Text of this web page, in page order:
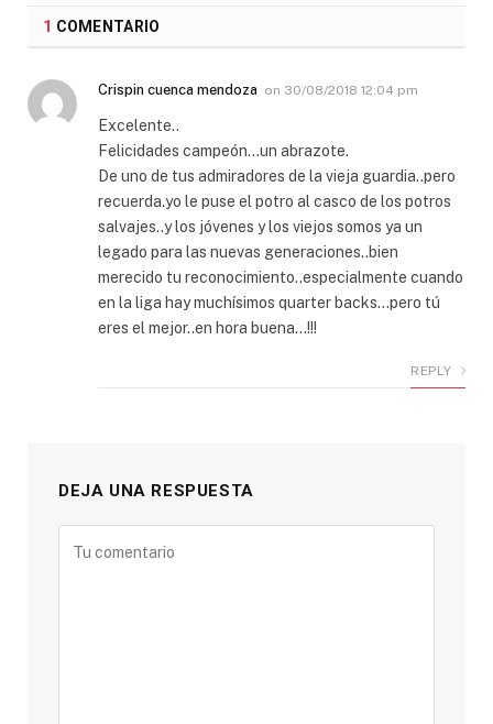
1 COMENTARIO
Crispin cuenca mendoza on 30/08/2018 12:04 pm
Excelente..
Felicidades campeón…un abrazote.
De uno de tus admiradores de la vieja guardia..pero
recuerda.yo le puse el potro al casco de los potros
salvajes..y los jóvenes y los viejos somos ya un
legado para las nuevas generaciones..bien
merecido tu reconocimiento..especialmente cuando
en la liga hay muchísimos quarter backs…pero tú
eres el mejor..en hora buena…!!!
REPLY
DEJA UNA RESPUESTA